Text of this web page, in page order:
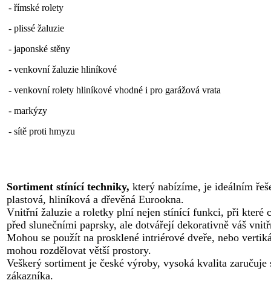
- římské rolety
- plissé žaluzie
- japonské stěny
- venkovní žaluzie hliníkové
- venkovní rolety hliníkové vhodné i pro garážová vrata
- markýzy
- sítě proti hmyzu
Sortiment stínící techniky, který nabízíme, je ideálním
plastová, hliníková a dřevěná Eurookna.
Vnitřní žaluzie a roletky plní nejen stínící funkci, při které
před slunečními paprsky, ale dotvářejí dekorativně váš
Mohou se použít na prosklené intriérové dveře, nebo
mohou rozdělovat větší prostory.
Veškerý sortiment je české výroby, vysoká kvalita zaručuje
zákazníka.